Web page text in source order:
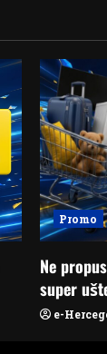
Promo
Ne
super
e-